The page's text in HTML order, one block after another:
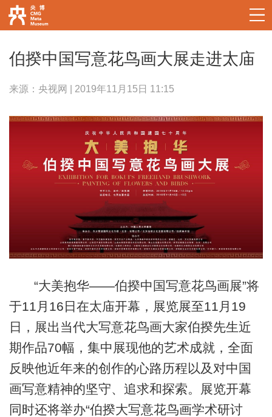
伯揆中国写意花鸟画大展走进太庙
来源：央视网 | 2019年11月15日 11:15
“大美抱华——伯揆中国写意花鸟画展”将
于11月16日在太庙开幕，展览展至11月19
日，展出当代大写意花鸟画大家伯揆先生近
期作品70幅，集中展现他的艺术成就，全面
反映他近年来的创作的心路历程以及对中国
画写意精神的坚守、追求和探索。展览开幕
同时还将举办“伯揆大写意花鸟画学术研讨